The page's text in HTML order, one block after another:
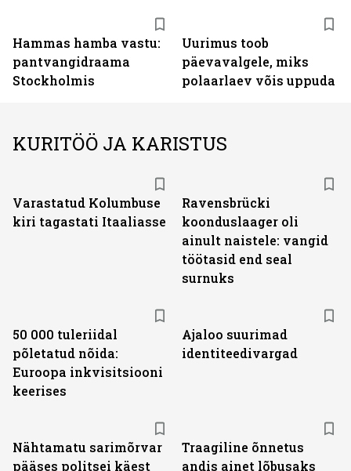
Hammas hamba vastu:
pantvangi­draama
Stockholmis
Uurimus toob
päevavalgele, miks
polaarlaev võis uppuda
KURITÖÖ JA KARISTUS
Varastatud Kolumbuse
kiri tagastati Itaaliasse
Ravensbrücki
koonduslaager oli
ainult naistele: vangid
töötasid end seal
surnuks
50 000 tuleriidal
põletatud nõida:
Euroopa inkvisitsiooni
keerises
Ajaloo suurimad
identiteedivargad
Nähtamatu sarimõrvar
pääses politsei käest
Traagiline õnnetus
andis ainet lõbusaks